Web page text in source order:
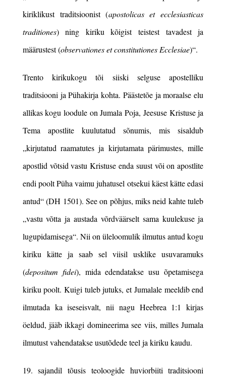
kiriklikust traditsioonist (apostolicas et ecclesiasticas
traditiones)ning kiriku kõigist teistest tavadest ja
määrustest (observationes et constitutiones Ecclesiae)“.
Trento kirikukogu tõi siiski selguse apostelliku
traditsiooni ja Pühakirja kohta. Päästetõe ja moraalse elu
allikas kogu loodule on Jumala Poja, Jeesuse Kristuse ja
Tema apostlite kuulutatud sõnumis, mis sisaldub
„kirjutatud raamatutes ja kirjutamata pärimustes, mille
apostlid võtsid vastu Kristuse enda suust või on apostlite
endi poolt Püha vaimu juhatusel otsekui käest kätte edasi
antud“(DH 1501). See on põhjus, miks neid kahte tuleb
„vastu võtta ja austada võrdväärselt sama kuulekuse ja
lugupidamisega“. Nii on üleloomulik ilmutus antud kogu
kiriku kätte ja saab sel viisil usklike usuvaramuks
(depositum fidei), mida edendatakse usu õpetamisega
kiriku poolt. Kuigi tuleb jutuks, et Jumalale meeldib end
ilmutada ka iseseisvalt, nii nagu Heebrea 1:1 kirjas
öeldud, jääb ikkagi domineerima see viis, milles Jumala
ilmutust vahendatakse usutõdede teel ja kiriku kaudu.
19. sajandil tõusis teoloogide huviorbiiti traditsiooni